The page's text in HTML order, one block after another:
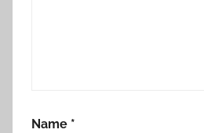
Name *